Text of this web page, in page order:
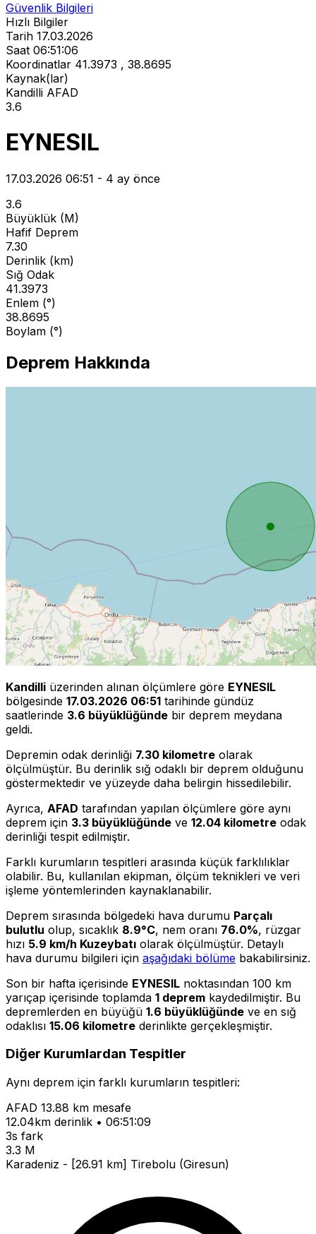
Güvenlik Bilgileri
Hızlı Bilgiler
Tarih 17.03.2026
Saat 06:51:06
Koordinatlar 41.3973 , 38.8695
Kaynak(lar)
Kandilli AFAD
3.6
EYNESIL
17.03.2026 06:51 - 4 ay önce
3.6
Büyüklük (M)
Hafif Deprem
7.30
Derinlik (km)
Sığ Odak
41.3973
Enlem (°)
38.8695
Boylam (°)
Deprem Hakkında
Kandilli üzerinden alınan ölçümlere göre EYNESIL
bölgesinde 17.03.2026 06:51 tarihinde gündüz
saatlerinde 3.6 büyüklüğünde bir deprem meydana
geldi.
Depremin odak derinliği 7.30 kilometre olarak
ölçülmüştür. Bu derinlik sığ odaklı bir deprem olduğunu
göstermektedir ve yüzeyde daha belirgin hissedilebilir.
Ayrıca, AFAD tarafından yapılan ölçümlere göre aynı
deprem için 3.3 büyüklüğünde ve 12.04 kilometre odak
derinliği tespit edilmiştir.
Farklı kurumların tespitleri arasında küçük farklılıklar
olabilir. Bu, kullanılan ekipman, ölçüm teknikleri ve veri
işleme yöntemlerinden kaynaklanabilir.
Deprem sırasında bölgedeki hava durumu Parçalı
bulutlu olup, sıcaklık 8.9°C, nem oranı 76.0%, rüzgar
hızı 5.9 km/h Kuzeybatı olarak ölçülmüştür. Detaylı
hava durumu bilgileri için aşağıdaki bölüme bakabilirsiniz.
Son bir hafta içerisinde EYNESIL noktasından 100 km
yarıçap içerisinde toplamda 1 deprem kaydedilmiştir. Bu
depremlerden en büyüğü 1.6 büyüklüğünde ve en sığ
odaklısı 15.06 kilometre derinlikte gerçekleşmiştir.
Diğer Kurumlardan Tespitler
Aynı deprem için farklı kurumların tespitleri:
AFAD 13.88 km mesafe
12.04km derinlik • 06:51:09
3s fark
3.3 M
Karadeniz - [26.91 km] Tirebolu (Giresun)